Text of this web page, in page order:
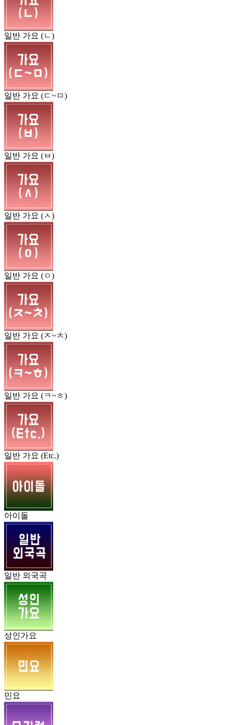
일반 가요 (ㄴ)
일반 가요 (ㄷ~ㅁ)
일반 가요 (ㅂ)
일반 가요 (ㅅ)
일반 가요 (ㅇ)
일반 가요 (ㅈ~ㅊ)
일반 가요 (ㅋ~ㅎ)
일반 가요 (Etc.)
아이돌
일반 외국곡
성인가요
민요